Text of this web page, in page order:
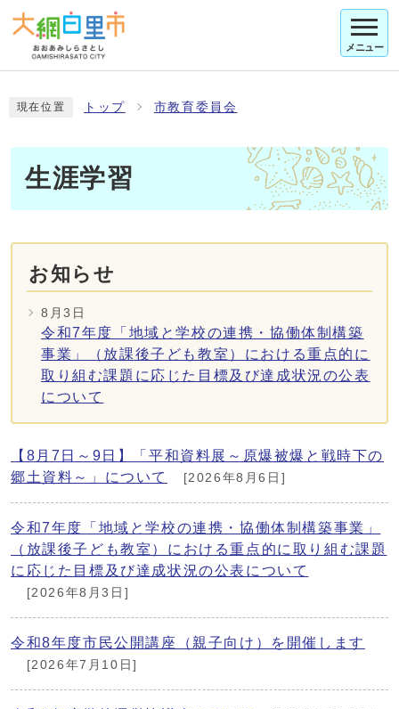
メニュー
現在位置 トップ 市教育委員会
生涯学習
お知らせ
8月3日
令和7年度「地域と学校の連携・協働体制構築
事業」（放課後子ども教室）における重点的に
取り組む課題に応じた目標及び達成状況の公表
について
【8月7日～9日】「平和資料展～原爆被爆と戦時下の
郷土資料～」について
[2026年8月6日]
令和7年度「地域と学校の連携・協働体制構築事業」
（放課後子ども教室）における重点的に取り組む課題
に応じた目標及び達成状況の公表について
[2026年8月3日]
令和8年度市民公開講座（親子向け）を開催します
[2026年7月10日]